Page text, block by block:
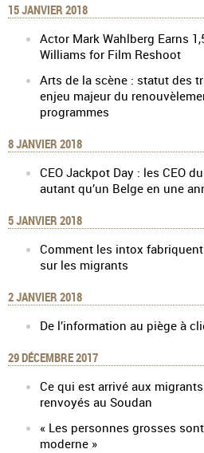
15 JANVIER 2018
Actor Mark Wahlberg Earns
Williams for Film Reshoot
Arts de la scène : statut des
enjeu majeur du
programmes
8 JANVIER 2018
CEO Jackpot Day : les CEO
autant qu’un Belge en une
5 JANVIER 2018
Comment les intox
sur les migrants
2 JANVIER 2018
De l’information au piège à
29 DÉCEMBRE 2017
Ce qui est arrivé aux
renvoyés au Soudan
« Les personnes grosses
moderne »